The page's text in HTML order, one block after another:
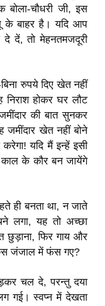
बोला-चौधरी जी, इस
के बाहर है। यदि आप
दें, तो मेहनतमजदूरी
रुपये दिए खेत नहीं
होकर घर लौट
की बात सुनकर
खेत नहीं बोने
करेगा! यदि मैं इन्हें इसी
के कौर बन जायेंगे
ही बनता था, न जाते
लगा, यह तो अच्छा
फिर गाय और
जंजाल में फंस गए?
चल दे, परन्तु दया
गई। स्वप्न में देखता